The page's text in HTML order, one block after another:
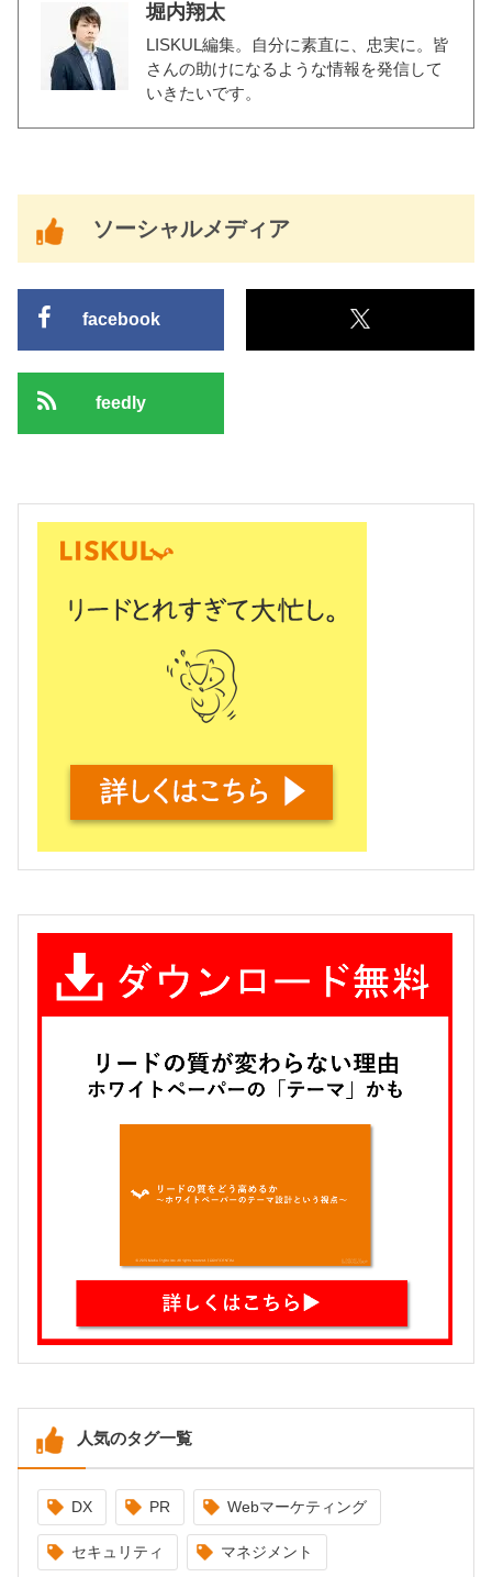
堀内翔太
LISKUL編集。自分に素直に、忠実に。皆
さんの助けになるような情報を発信して
いきたいです。
ソーシャルメディア
facebook
feedly
人気のタグ一覧
DX PR Webマーケティング
セキュリティ マネジメント